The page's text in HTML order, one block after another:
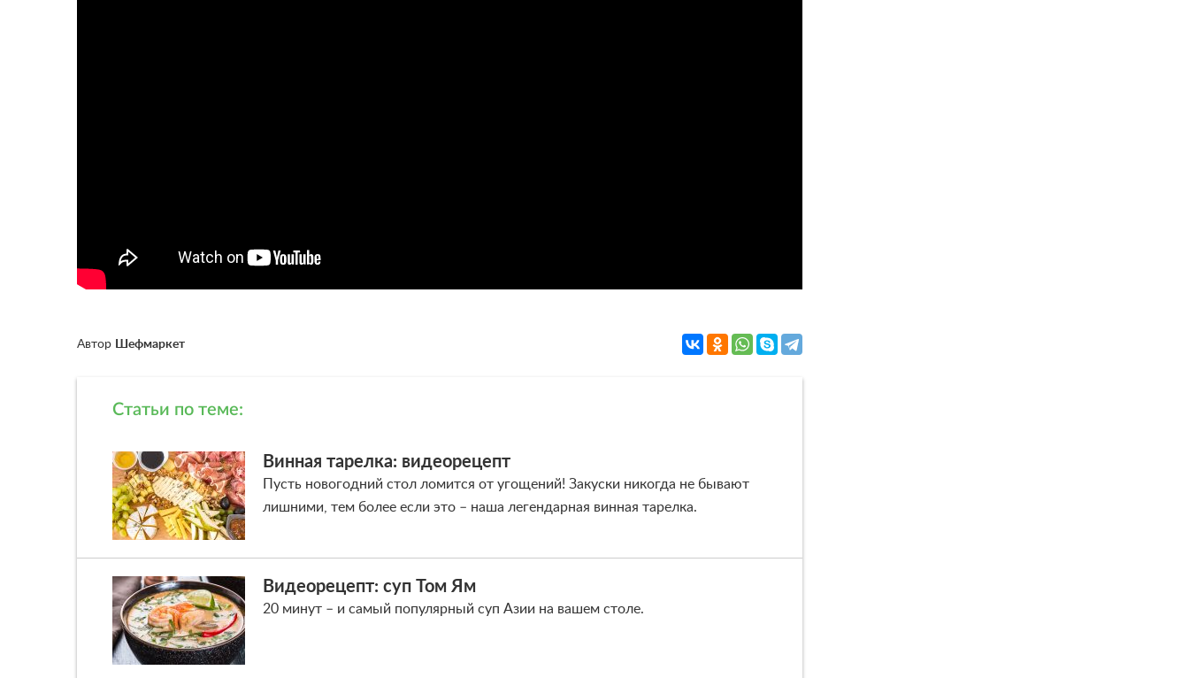
Автор Шефмаркет
Статьи по теме:
Винная тарелка: видеорецепт
Пусть новогодний стол ломится от угощений! Закуски никогда не бывают
лишними, тем более если это – наша легендарная винная тарелка.
Видеорецепт: суп Том Ям
20 минут – и самый популярный суп Азии на вашем столе.